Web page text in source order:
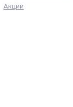
Акции